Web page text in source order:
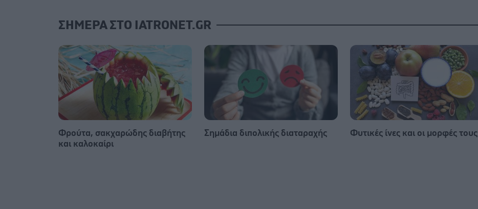
ΣΗΜΕΡΑ ΣΤΟ IATRONET.GR
Φρούτα, σακχαρώδης διαβήτης
και καλοκαίρι
Σημάδια διπολικής διαταραχής Φυτικές ίνες και οι μορφές τους